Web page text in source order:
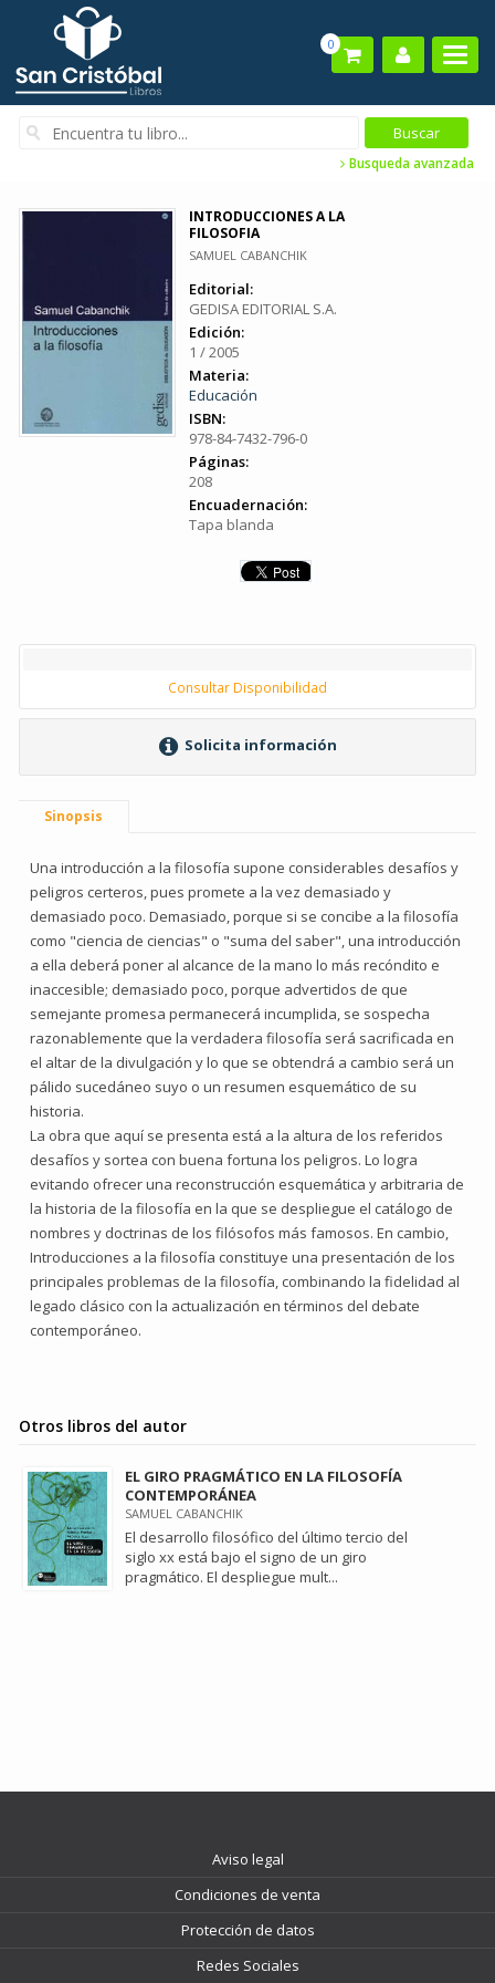
0
Busqueda avanzada
INTRODUCCIONES A LA
FILOSOFIA
SAMUEL CABANCHIK
Editorial:
GEDISA EDITORIAL S.A.
Edición:
1 / 2005
Materia:
Educación
ISBN:
978-84-7432-796-0
Páginas:
208
Encuadernación:
Tapa blanda
Consultar Disponibilidad
Solicita información
Sinopsis
Una introducción a la filosofía supone considerables desafíos y
peligros certeros, pues promete a la vez demasiado y
demasiado poco. Demasiado, porque si se concibe a la filosofía
como "ciencia de ciencias" o "suma del saber", una introducción
a ella deberá poner al alcance de la mano lo más recóndito e
inaccesible; demasiado poco, porque advertidos de que
semejante promesa permanecerá incumplida, se sospecha
razonablemente que la verdadera filosofía será sacrificada en
el altar de la divulgación y lo que se obtendrá a cambio será un
pálido sucedáneo suyo o un resumen esquemático de su
historia.
La obra que aquí se presenta está a la altura de los referidos
desafíos y sortea con buena fortuna los peligros. Lo logra
evitando ofrecer una reconstrucción esquemática y arbitraria de
la historia de la filosofía en la que se despliegue el catálogo de
nombres y doctrinas de los filósofos más famosos. En cambio,
Introducciones a la filosofía constituye una presentación de los
principales problemas de la filosofía, combinando la fidelidad al
legado clásico con la actualización en términos del debate
contemporáneo.
Otros libros del autor
EL GIRO PRAGMÁTICO EN LA FILOSOFÍA
CONTEMPORÁNEA
SAMUEL CABANCHIK
El desarrollo filosófico del último tercio del
siglo xx está bajo el signo de un giro
pragmático. El despliegue mult...
Aviso legal
Condiciones de venta
Protección de datos
Redes Sociales